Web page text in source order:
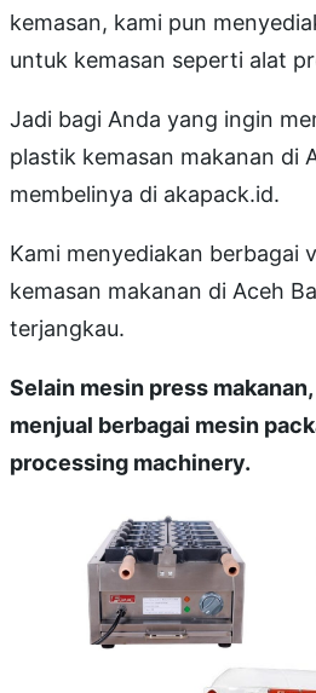
kemasan, kami pun
untuk kemasan seperti alat
Jadi bagi Anda yang ingin
plastik kemasan makanan di
membelinya di akapack.id.
Kami menyediakan berbagai
kemasan makanan di Aceh
terjangkau.
Selain mesin press
menjual berbagai mesin
processing machinery.